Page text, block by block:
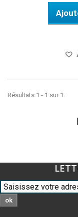
Résultats 1 - 1 sur 1.
ok